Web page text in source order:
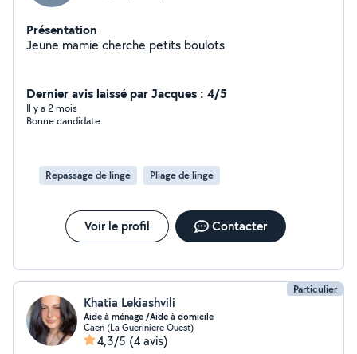
Présentation
Jeune mamie cherche petits boulots
Dernier avis laissé par Jacques : 4/5
Il y a 2 mois
Bonne candidate
Repassage de linge Pliage de linge
Voir le profil Contacter
Particulier
Khatia Lekiashvili
Aide à ménage /Aide à domicile
Caen (La Gueriniere Ouest)
4,3/5 (4 avis)